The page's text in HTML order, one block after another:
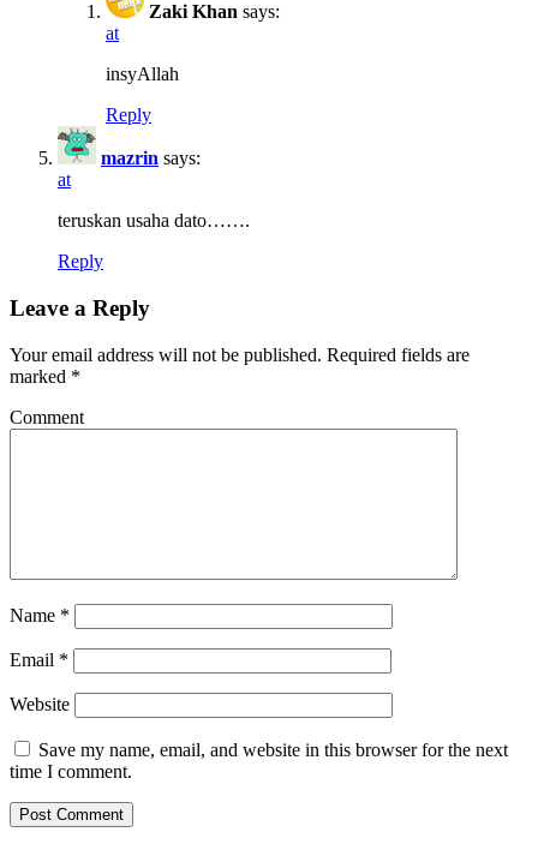
Zaki Khan says:
at
insyAllah
Reply
mazrin says:
at
teruskan usaha dato…….
Reply
Leave a Reply
Your email address will not be published. Required fields are
marked *
Comment
Name *
Email *
Website
Save my name, email, and website in this browser for the next
time I comment.